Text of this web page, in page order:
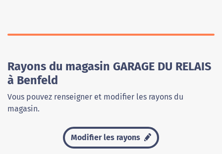
Rayons du magasin GARAGE DU RELAIS
à Benfeld
Vous pouvez renseigner et modifier les rayons du
magasin.
Modifier les rayons